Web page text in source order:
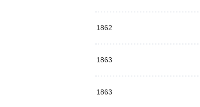
1862
1863
1863